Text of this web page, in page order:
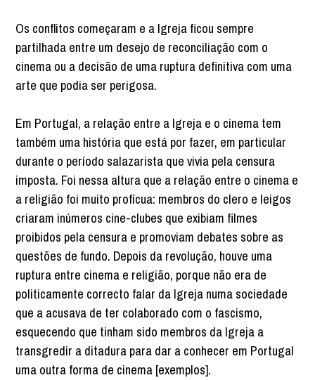
Os conflitos começaram e a Igreja ficou sempre
partilhada entre um desejo de reconciliação com o
cinema ou a decisão de uma ruptura definitiva com uma
arte que podia ser perigosa.
Em Portugal, a relação entre a Igreja e o cinema tem
também uma história que está por fazer, em particular
durante o período salazarista que vivia pela censura
imposta. Foi nessa altura que a relação entre o cinema e
a religião foi muito profícua: membros do clero e leigos
criaram inúmeros cine-clubes que exibiam filmes
proibidos pela censura e promoviam debates sobre as
questões de fundo. Depois da revolução, houve uma
ruptura entre cinema e religião, porque não era de
politicamente correcto falar da Igreja numa sociedade
que a acusava de ter colaborado com o fascismo,
esquecendo que tinham sido membros da Igreja a
transgredir a ditadura para dar a conhecer em Portugal
uma outra forma de cinema [exemplos].